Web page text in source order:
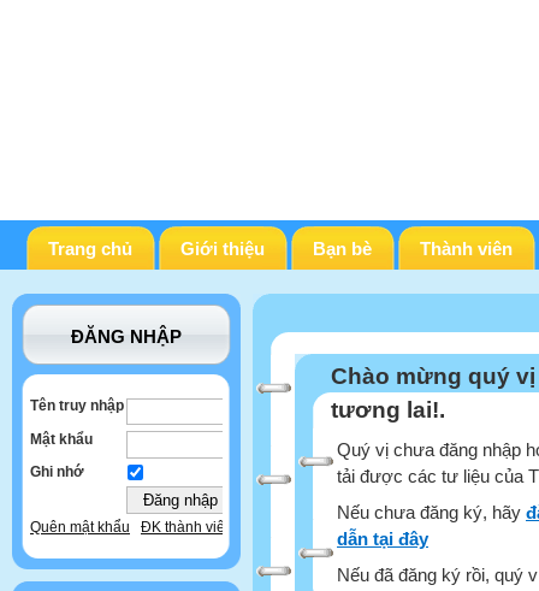
Trang chủ Giới thiệu Bạn bè Thành viên
ĐĂNG NHẬP
Tên truy nhập
Mật khẩu
Ghi nhớ
Quên mật khẩu ĐK thành viên
Chào mừng quý
tương lai!.
Quý vị chưa đăng nhập
tải được các tư liệu của
Nếu chưa đăng ký, hãy
dẫn tại đây
Nếu đã đăng ký rồi, quý